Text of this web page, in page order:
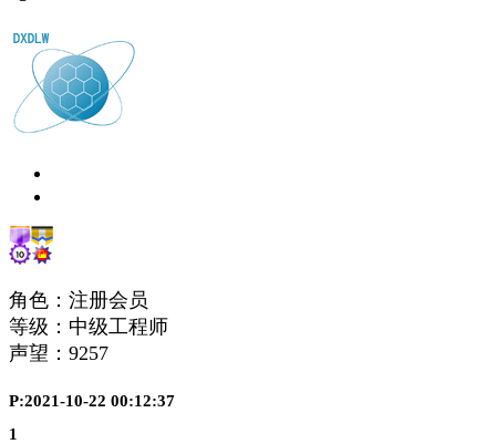
角色：注册会员
等级：中级工程师
声望： 9257
P:2021-10-22 00:12:37
1